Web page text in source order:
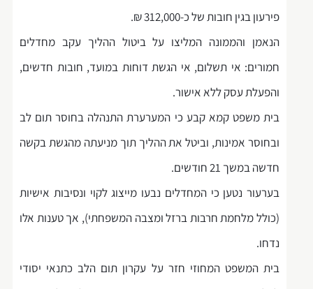
פירעון בגין חובות של כ-312,000 ₪.
הנאמן והממונה המליצו על ביטול ההליך עקב מחדלים
חמורים: אי תשלום, אי הגשת דוחות במועד, חובות חדשים,
והפעלת עסק ללא אישור.
בית משפט קמא קבע כי המערערת התנהלה בחוסר תום לב
ובחוסר אמינות, וביטל את ההליך תוך מניעתה מהגשת בקשה
חדשה במשך 21 חודשים.
בערעור נטען כי המחדלים נבעו מייצוג לקוי ונסיבות אישיות
(כולל מלחמת חרבות ברזל ומצבה המשפחתי), אך טענות אלו
נדחו.
בית המשפט המחוזי חזר על עקרון תום הלב כתנאי יסודי